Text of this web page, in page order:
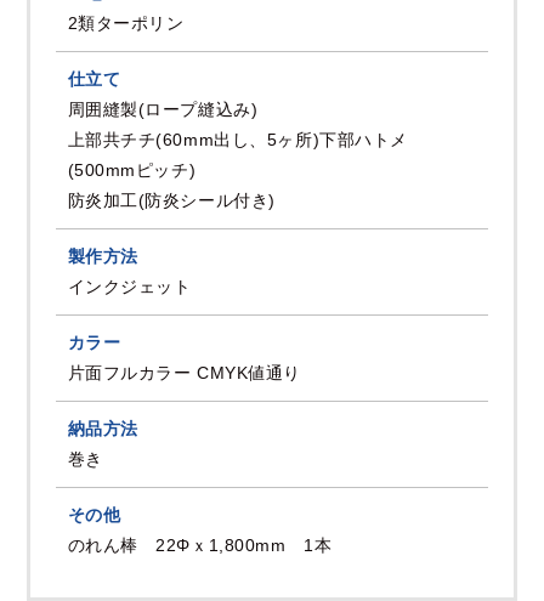
2類ターポリン
仕立て
周囲縫製(ロープ縫込み)
上部共チチ(60mm出し、5ヶ所)下部ハトメ
(500mmピッチ)
防炎加工(防炎シール付き)
製作方法
インクジェット
カラー
片面フルカラー CMYK値通り
納品方法
巻き
その他
のれん棒 22Φｘ1,800mm 1本